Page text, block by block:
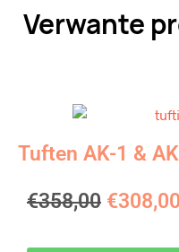
Verwante
Tuften AK-1 &
€358,00 €308,00